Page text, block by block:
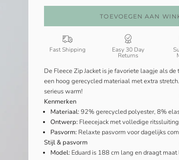
TOEVOEGEN AAN
Fast Shipping Easy 30 Day
Returns
De Fleece Zip Jacket is je favoriete laagje als
een hoog gerecycled materiaal met extra
serieus warm!
Kenmerken
Materiaal: 92% gerecycled polyester, 8%
Ontwerp: Fleecejack met volledige
Pasvorm: Relaxte pasvorm voor dagelijks
Stijl & pasvorm
Model: Eduard is 188 cm lang en draagt maat